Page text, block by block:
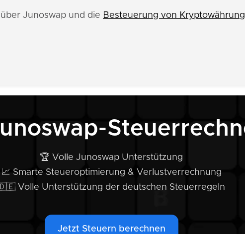
Junoswap und die Besteuerung von
🏆 Volle Junoswap Unterstützung
📈 Smarte Steueroptimierung & Verlustverrechnung
Volle Unterstützung der deutschen Steuerregeln
Jetzt Steuern berechnen